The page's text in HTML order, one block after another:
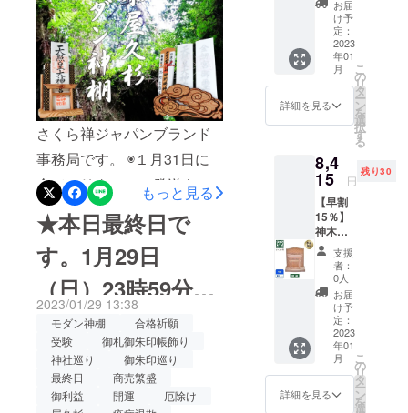
に頑張りますので、SNSな
どでの拡散にご協力を頂け
ますと幸いです。引き続
き、宜しくお願い致しま
す。【水晶和紙】に満願成
就をご祈願！ 繰返しご愛用
して頂ける一生モノの御朱
印帳プロジェクトチーム一
同
さくら禅ジャパンブランド
事務局です。 ◉１月31日に
全てのリターンの発送を完
了致しました。本日、2月1
日の大安吉日にお手元に届
くと思います。 ★本プロ
ジェクトでは多くのご支援
者様にご支援を頂戴し、ス
タッフ一同感謝の気持ちで
いっぱいです。集まったご
支援金は更なる職人様との
もっと見る
★本日最終日で
す。1月29日
（日）23時59分迄
★【◉再登場】❖神
様の居場所❖ 神木
屋久杉で作った
2023/01/29 13:38
モダン神棚
合格祈願
受験
御札御朱印帳飾り
神社巡り
御朱印巡り
最終日
商売繁盛
御利益
開運
厄除け
致しま
す。
神木屋
久杉・
明神鳥
居（コ
ンパク
ト） ×
１社
の雲字
×１個 ※
製造状
況によ
り出荷
時期が
遅れる
場合、
早急に
ご連絡
致しま
す。
ト）50
社限定
割引
15%OF
F コー
ス 定価
8,800円
（税・
送料
7,480円
（税・
送料
込）
【内
容】 ■
神木屋
久杉・
神明鳥
居（コ
ンパク
ト） ×
１社 ※
製造状
況によ
り出荷
時期が
お届
け予
定：
2023
年01
月
詳細を見る
こ
の
リ
タ
ー
ン
を
選
択
す
る
8,4
15 円
残り30
【早割
15％】
神木屋
久杉・
明神鳥
居（コ
ンパク
ト）30
社限定
割引
15%OF
F コー
ス 定価
9,900円
（税・
支援
者：
0人
お届
け予
定：
2023
年01
月
詳細を見る
こ
の
リ
タ
ー
ン
を
選